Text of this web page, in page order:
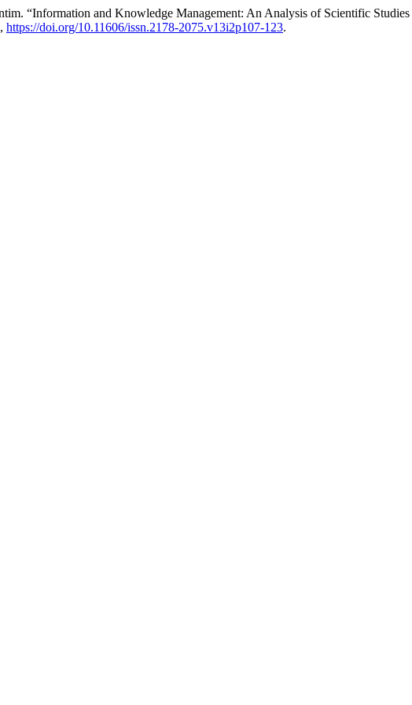
“Information and Knowledge Management: An Analysis of Scientific Studies
https://doi.org/10.11606/issn.2178-2075.v13i2p107-123.